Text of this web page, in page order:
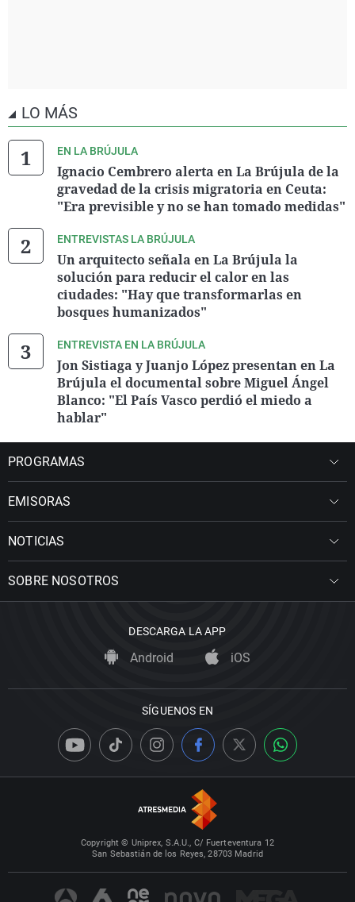
LO MÁS
EN LA BRÚJULA
Ignacio Cembrero alerta en La Brújula de la
gravedad de la crisis migratoria en Ceuta:
"Era previsible y no se han tomado medidas"
ENTREVISTAS LA BRÚJULA
Un arquitecto señala en La Brújula la
solución para reducir el calor en las
ciudades: "Hay que transformarlas en
bosques humanizados"
ENTREVISTA EN LA BRÚJULA
Jon Sistiaga y Juanjo López presentan en La
Brújula el documental sobre Miguel Ángel
Blanco: "El País Vasco perdió el miedo a
hablar"
PROGRAMAS
EMISORAS
NOTICIAS
SOBRE NOSOTROS
DESCARGA LA APP
Android iOS
SÍGUENOS EN
Copyright © Uniprex, S.A.U., C/ Fuerteventura 12
San Sebastián de los Reyes, 28703 Madrid